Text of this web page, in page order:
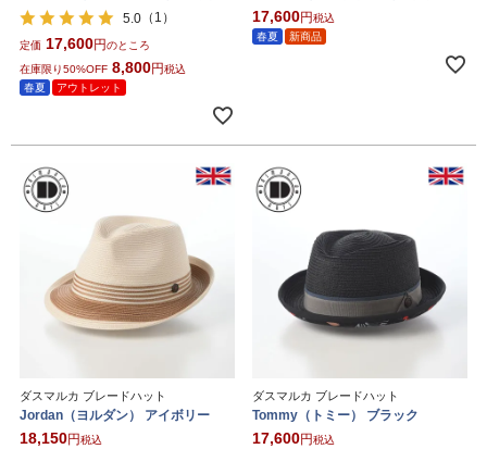
5.0 （1）
定価 17,600
のところ
在庫限り50%OFF 8,800
税込
春夏
アウトレット
17,600
税込
春夏
新商品
ダスマルカ ブレードハット
Jordan（ヨルダン） アイボリー
18,150
税込
ダスマルカ ブレードハット
Tommy（トミー） ブラック
17,600
税込